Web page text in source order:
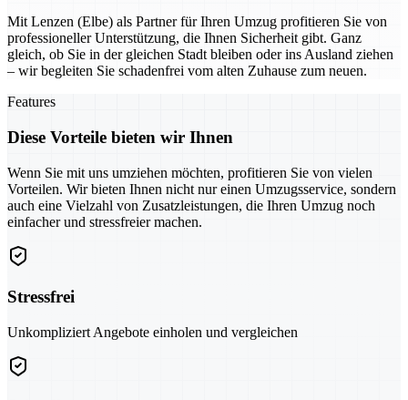
Mit Lenzen (Elbe) als Partner für Ihren Umzug profitieren Sie von
professioneller Unterstützung, die Ihnen Sicherheit gibt. Ganz
gleich, ob Sie in der gleichen Stadt bleiben oder ins Ausland ziehen
– wir begleiten Sie schadenfrei vom alten Zuhause zum neuen.
Features
Diese Vorteile bieten wir Ihnen
Wenn Sie mit uns umziehen möchten, profitieren Sie von vielen
Vorteilen. Wir bieten Ihnen nicht nur einen Umzugsservice, sondern
auch eine Vielzahl von Zusatzleistungen, die Ihren Umzug noch
einfacher und stressfreier machen.
Stressfrei
Unkompliziert Angebote einholen und vergleichen